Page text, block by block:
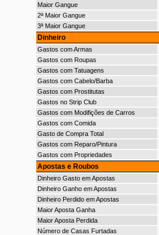
Maior Gangue
2ª Maior Gangue
3ª Maior Gangue
Dinheiro
Gastos com Armas
Gastos com Roupas
Gastos com Tatuagens
Gastos com Cabelo/Barba
Gastos com Prostitutas
Gastos no Strip Club
Gastos com Modifições de Carros
Gastos com Comida
Gasto de Compra Total
Gastos com Reparo/Pintura
Gastos com Propriedades
Apostas e Roubos
Dinheiro Gasto em Apostas
Dinheiro Ganho em Apostas
Dinheiro Perdido em Apostas
Maior Aposta Ganha
Maior Aposta Perdida
Número de Casas Furtadas